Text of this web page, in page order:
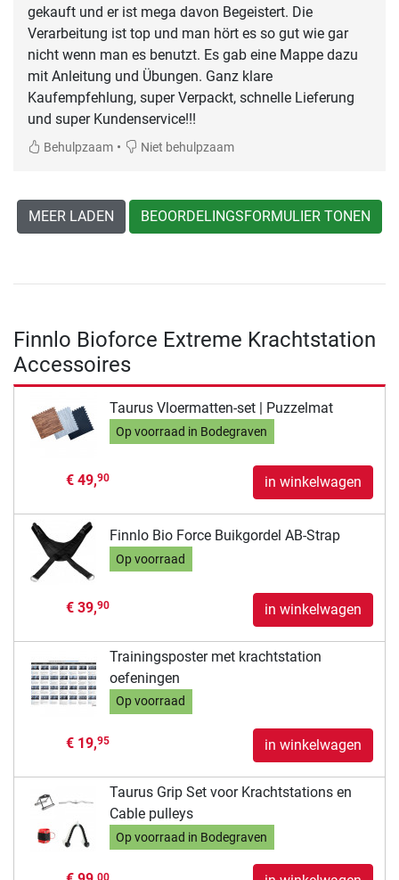
gekauft und er ist mega davon Begeistert. Die
Verarbeitung ist top und man hört es so gut wie gar
nicht wenn man es benutzt. Es gab eine Mappe dazu
mit Anleitung und Übungen. Ganz klare
Kaufempfehlung, super Verpackt, schnelle Lieferung
und super Kundenservice!!!
Behulpzaam • Niet behulpzaam
MEER LADEN BEOORDELINGSFORMULIER TONEN
Finnlo Bioforce Extreme Krachtstation
Accessoires
Taurus Vloermatten-set | Puzzelmat
Op voorraad in Bodegraven
€ 49,90 in winkelwagen
Finnlo Bio Force Buikgordel AB-Strap
Op voorraad
€ 39,90 in winkelwagen
Trainingsposter met krachtstation
oefeningen
Op voorraad
€ 19,95 in winkelwagen
Taurus Grip Set voor Krachtstations en
Cable pulleys
Op voorraad in Bodegraven
00